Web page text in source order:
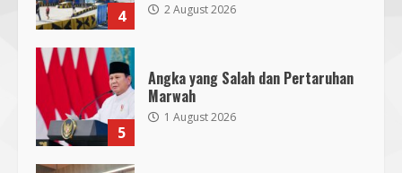
4 2 August 2026
5
Angka yang Salah dan Pertaruhan
Marwah
1 August 2026